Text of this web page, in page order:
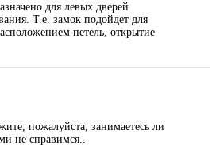
для левых дверей
Т.е. замок подойдет для
петель, открытие
пожалуйста, занимаетесь ли
не справимся..